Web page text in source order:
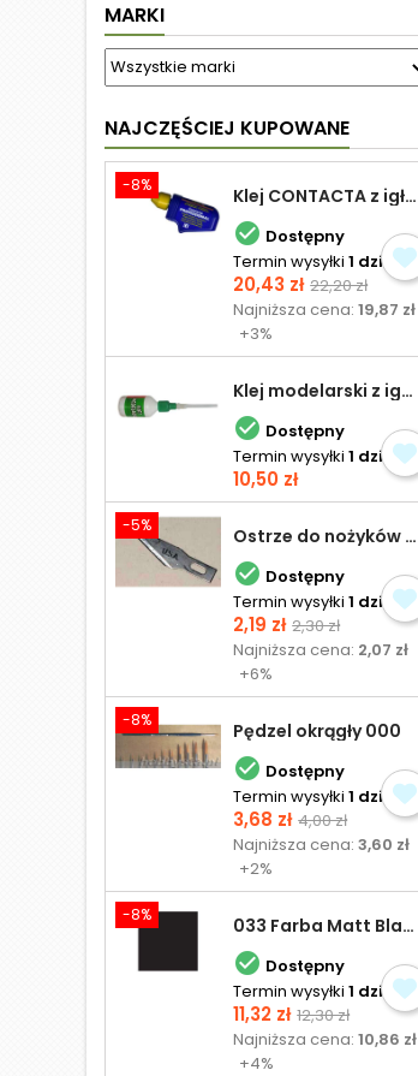
MARKI
NAJCZĘŚCIEJ KUPOWANE
-8% Klej CONTACTA z igłą do plastiku 25,0 g
 Dostępny
Termin wysyłki 1 dzień
Cena
20,43 zł Cena
podstawowa
22,20 zł
Najniższa cena:19,87 zł
+3%
Klej modelarski z igłą 30 ml
 Dostępny
Termin wysyłki 1 dzień
Cena
10,50 zł
-5% Ostrze do nożyków Excel
 Dostępny
Termin wysyłki 1 dzień
Cena
2,19 zł Cena
podstawowa
2,30 zł
Najniższa cena: 2,07 zł
+6%
-8% Pędzel okrągły 000
 Dostępny
Termin wysyłki 1 dzień
Cena
3,68 zł Cena
podstawowa
4,00 zł
Najniższa cena:3,60 zł
+2%
-8% 033 Farba Matt Black - olejna
 Dostępny
Termin wysyłki 1 dzień
Cena
11,32 zł Cena
podstawowa
12,30 zł
Najniższa cena:10,86 zł
+4%